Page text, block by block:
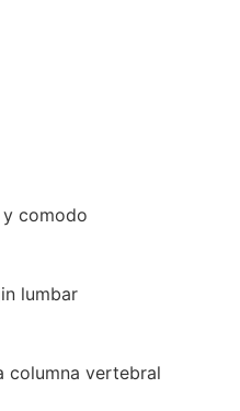
comodo
lumbar
columna vertebral